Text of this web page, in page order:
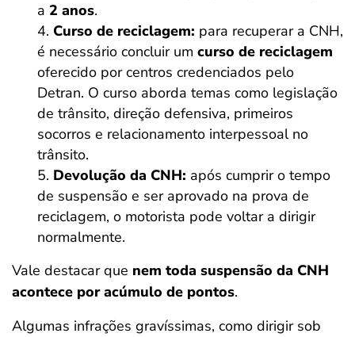
a 2 anos.
Curso de reciclagem: para recuperar a CNH,
é necessário concluir um curso de reciclagem
oferecido por centros credenciados pelo
Detran. O curso aborda temas como legislação
de trânsito, direção defensiva, primeiros
socorros e relacionamento interpessoal no
trânsito.
Devolução da CNH: após cumprir o tempo
de suspensão e ser aprovado na prova de
reciclagem, o motorista pode voltar a dirigir
normalmente.
Vale destacar que nem toda suspensão da CNH
acontece por acúmulo de pontos.
Algumas infrações gravíssimas, como dirigir sob